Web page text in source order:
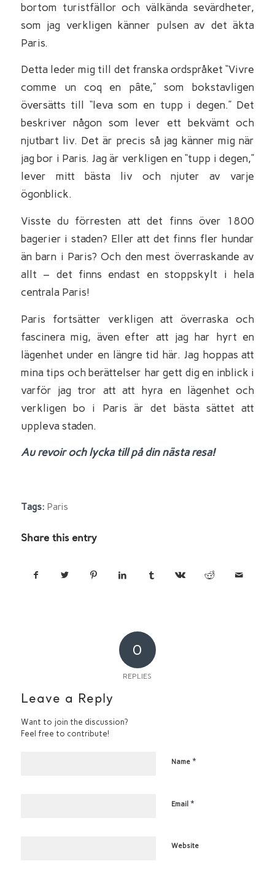
bortom turistfällor och välkända sevärdheter,
som jag verkligen känner pulsen av det äkta
Paris.
Detta leder mig till det franska ordspråket “Vivre
comme un coq en pâte,” som bokstavligen
översätts till “leva som en tupp i degen.” Det
beskriver någon som lever ett bekvämt och
njutbart liv. Det är precis så jag känner mig när
jag bor i Paris. Jag är verkligen en “tupp i degen,”
lever mitt bästa liv och njuter av varje
ögonblick.
Visste du förresten att det finns över 1800
bagerier i staden? Eller att det finns fler hundar
än barn i Paris? Och den mest överraskande av
allt – det finns endast en stoppskylt i hela
centrala Paris!
Paris fortsätter verkligen att överraska och
fascinera mig, även efter att jag har hyrt en
lägenhet under en längre tid här. Jag hoppas att
mina tips och berättelser har gett dig en inblick i
varför jag tror att att hyra en lägenhet och
verkligen bo i Paris är det bästa sättet att
uppleva staden.
Au revoir och lycka till på din nästa resa!
Tags: Paris
Share this entry
0
REPLIES
Leave a Reply
Want to join the discussion?
Feel free to contribute!
Name *
Email *
Website